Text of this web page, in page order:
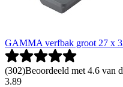
GAMMA verfbak groot 27 x
(302)Beoordeeld met 4.6 van
3.89